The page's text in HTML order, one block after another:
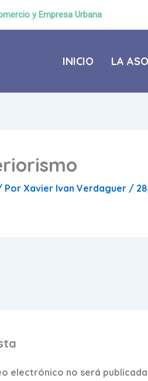
y Empresa Urbana
INICIO LA
Por Xavier Ivan Verdaguer /
electrónico no será